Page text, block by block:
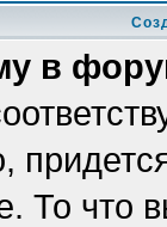
в
То что